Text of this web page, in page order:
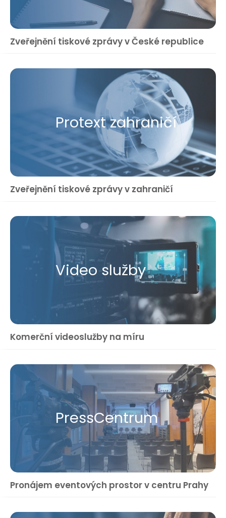
Zveřejnění tiskové zprávy v České republice
Protext zahraničí
Zveřejnění tiskové zprávy v zahraničí
Video služby
Komerční videoslužby na míru
Press​Centrum
Pronájem eventových prostor v centru Prahy